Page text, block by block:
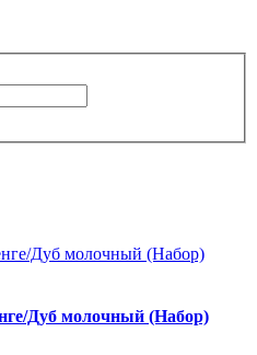
Дуб молочный (Набор)